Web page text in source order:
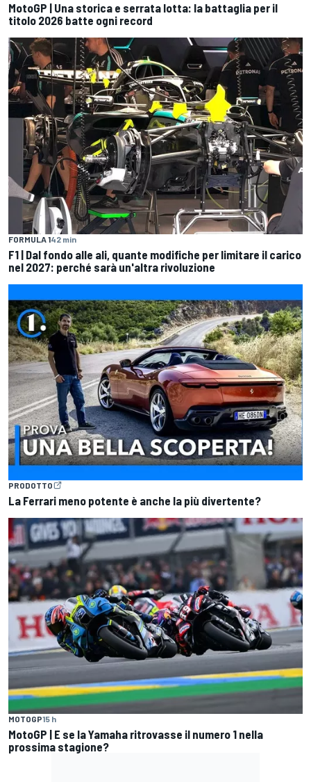
MotoGP | Una storica e serrata lotta: la battaglia per il
titolo 2026 batte ogni record
FORMULA 142 min
F1 | Dal fondo alle ali, quante modifiche per limitare il carico
nel 2027: perché sarà un'altra rivoluzione
PRODOTTO
La Ferrari meno potente è anche la più divertente?
MOTOGP15 h
MotoGP | E se la Yamaha ritrovasse il numero 1 nella
prossima stagione?